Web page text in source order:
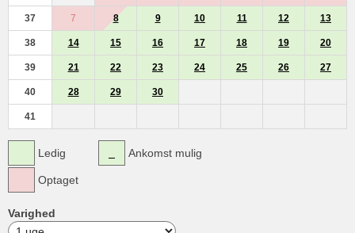
37 7 8 9 10 11 12 13
38 14 15 16 17 18 19 20
39 21 22 23 24 25 26 27
40 28 29 30
41
Ledig
Optaget
Ankomst mulig
Varighed